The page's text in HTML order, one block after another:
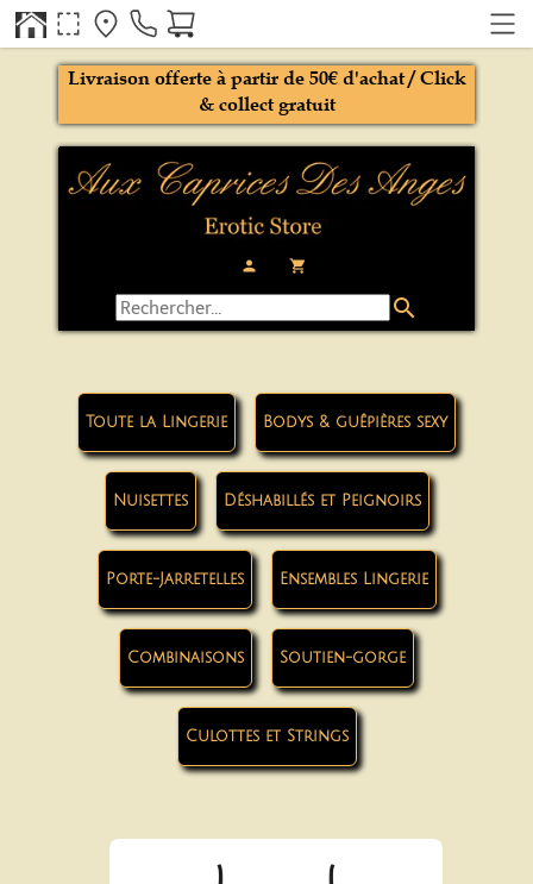
person local_grocery_store
Livraison offerte à partir de 50€ d'achat / Click
& collect gratuit
search
Toute la Lingerie Bodys & guêpières sexy
Nuisettes Déshabillés et Peignoirs
Porte-Jarretelles Ensembles Lingerie
Combinaisons Soutien-gorge
Culottes et Strings